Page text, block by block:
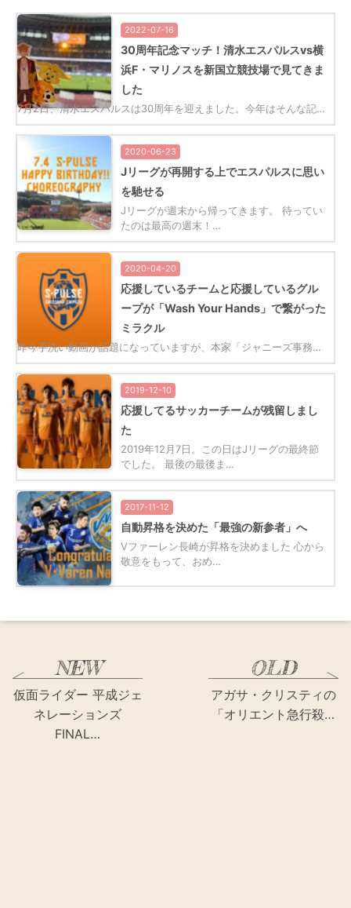
2022-07-16
30周年記念マッチ！清水エスパルスvs横
浜F・マリノスを新国立競技場で見てきま
した
7月2日、清水エスパルスは30周年を迎えました。今年はそんな記…
2020-06-23
Jリーグが再開する上でエスパルスに思い
を馳せる
Jリーグが週末から帰ってきます。 待ってい
たのは最高の週末！…
2020-04-20
応援しているチームと応援しているグル
ープが「Wash Your Hands」で繋がった
ミラクル
昨今手洗い動画が話題になっていますが、本家「ジャニーズ事務…
2019-12-10
応援してるサッカーチームが残留しまし
た
2019年12月7日。この日はJリーグの最終節
でした。 最後の最後ま…
2017-11-12
自動昇格を決めた「最強の新参者」へ
Vファーレン長崎が昇格を決めました 心から
敬意をもって、おめ…
仮面ライダー 平成ジェ
ネレーションズ
FINAL…
アガサ・クリスティの
「オリエント急行殺…